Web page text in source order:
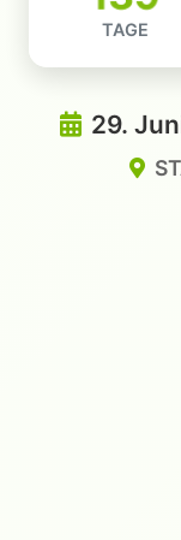
TAGE
29.